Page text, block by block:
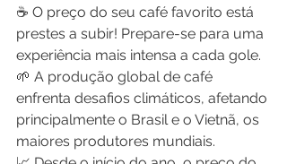
☕ O preço do seu café favorito está
prestes a subir! Prepare-se para uma
experiência mais intensa a cada gole.
🌱 A produção global de café
enfrenta desafios climáticos, afetando
principalmente o Brasil e o Vietnã, os
maiores produtores mundiais.